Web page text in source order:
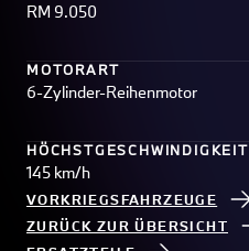
RM 9.050
MOTORART
6-Zylinder-Reihenmotor
HÖCHSTGESCHWINDIGKEIT
145 km/h
VORKRIEGSFAHRZEUGE
ZURÜCK ZUR ÜBERSICHT